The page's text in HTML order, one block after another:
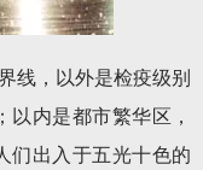
线，以外是检疫级别
内是都市繁华区，
们出入于五光十色的